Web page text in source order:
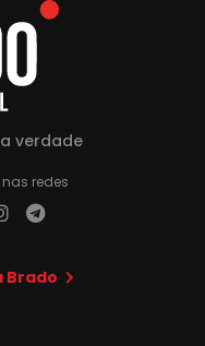
verdade
nas redes
Brado